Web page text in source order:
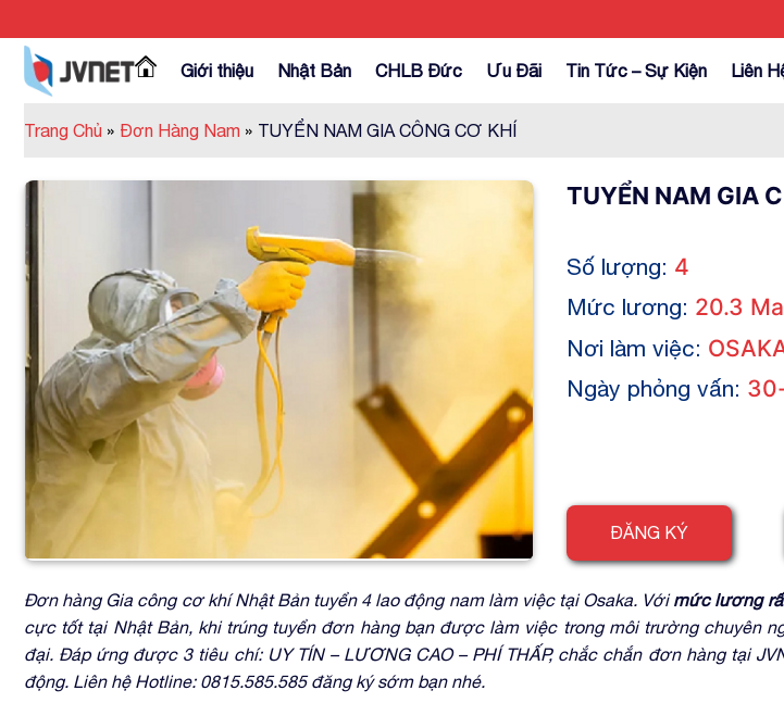
to
content
Giới thiệu Nhật Bản CHLB Đức Ưu Đãi Tin Tức – Sự Kiện Liên
Trang Chủ » Đơn Hàng Nam » TUYỂN NAM GIA CÔNG CƠ KHÍ
TUYỂN NAM GIA
Số lượng: 4
Mức lương: 20.3
Nơi làm việc:
Ngày phỏng vấn:
ĐĂNG KÝ
Đơn hàng Gia công cơ khí Nhật Bản tuyển 4 lao động nam làm việc tại Osaka. Vớimức lương
cực tốt tại Nhật Bản, khi trúng tuyển đơn hàng bạn được làm việc trong môi trường chuyên
đại. Đáp ứng được 3 tiêu chí: UY TÍN – LƯƠNG CAO – PHÍ THẤP, chắc chắn đơn hàng tại
động. Liên hệ Hotline: 0815.585.585 đăng ký sớm bạn nhé.